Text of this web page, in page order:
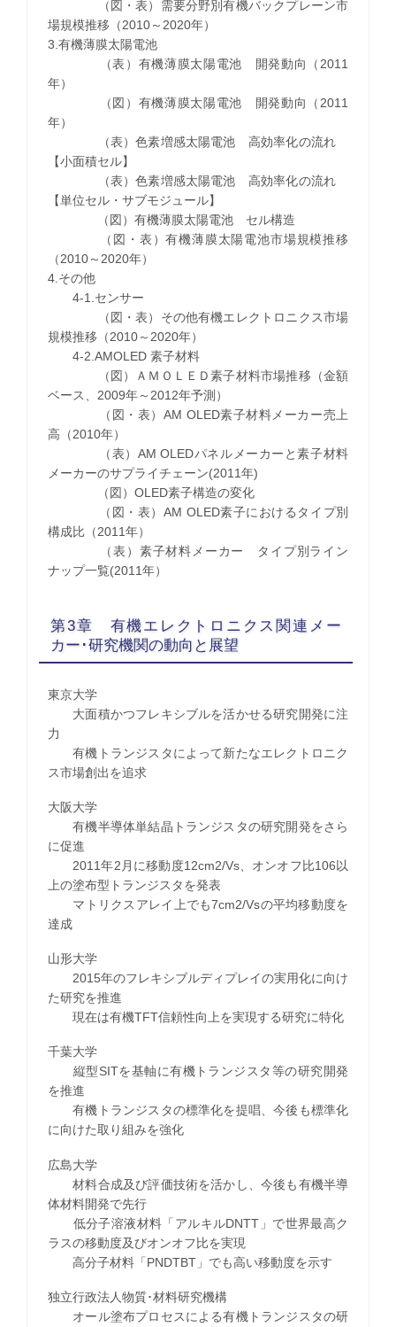
（図・表）需要分野別有機バックプレーン市
場規模推移（2010～2020年）
3.有機薄膜太陽電池
（表）有機薄膜太陽電池 開発動向（2011
年）
（図）有機薄膜太陽電池 開発動向（2011
年）
（表）色素増感太陽電池 高効率化の流れ
【小面積セル】
（表）色素増感太陽電池 高効率化の流れ
【単位セル・サブモジュール】
（図）有機薄膜太陽電池 セル構造
（図・表）有機薄膜太陽電池市場規模推移
（2010～2020年）
4.その他
4-1.センサー
（図・表）その他有機エレクトロニクス市場
規模推移（2010～2020年）
4-2.AMOLED 素子材料
（図）ＡＭＯＬＥＤ素子材料市場推移（金額
ベース、2009年～2012年予測）
（図・表）AM OLED素子材料メーカー売上
高（2010年）
（表）AM OLEDパネルメーカーと素子材料
メーカーのサプライチェーン(2011年)
（図）OLED素子構造の変化
（図・表）AM OLED素子におけるタイプ別
構成比（2011年）
（表）素子材料メーカー タイプ別ライン
ナップ一覧(2011年）
第3章 有機エレクトロニクス関連メー
カー･研究機関の動向と展望
東京大学
大面積かつフレキシブルを活かせる研究開発に注
力
有機トランジスタによって新たなエレクトロニク
ス市場創出を追求
大阪大学
有機半導体単結晶トランジスタの研究開発をさら
に促進
2011年2月に移動度12cm2/Vs、オンオフ比106以
上の塗布型トランジスタを発表
マトリクスアレイ上でも7cm2/Vsの平均移動度を
達成
山形大学
2015年のフレキシブルディプレイの実用化に向け
た研究を推進
現在は有機TFT信頼性向上を実現する研究に特化
千葉大学
縦型SITを基軸に有機トランジスタ等の研究開発
を推進
有機トランジスタの標準化を提唱、今後も標準化
に向けた取り組みを強化
広島大学
材料合成及び評価技術を活かし、今後も有機半導
体材料開発で先行
低分子溶液材料「アルキルDNTT」で世界最高ク
ラスの移動度及びオンオフ比を実現
高分子材料「PNDTBT」でも高い移動度を示す
独立行政法人物質･材料研究機構
オール塗布プロセスによる有機トランジスタの研